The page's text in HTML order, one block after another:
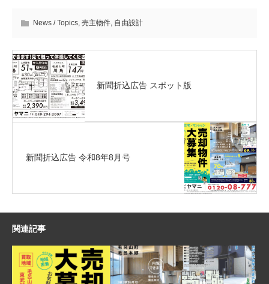
News / Topics, 売主物件, 自由設計
新聞折込広告 スポット版
新聞折込広告 令和8年8月号
関連記事